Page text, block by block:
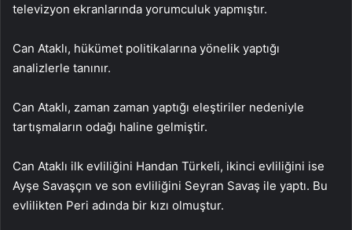
televizyon ekranlarında yorumculuk yapmıştır.
Can Ataklı, hükümet politikalarına yönelik yaptığı
analizlerle tanınır.
Can Ataklı, zaman zaman yaptığı eleştiriler nedeniyle
tartışmaların odağı haline gelmiştir.
Can Ataklı ilk evliliğini Handan Türkeli, ikinci evliliğini ise
Ayşe Savaşçın ve son evliliğini Seyran Savaş ile yaptı. Bu
evlilikten Peri adında bir kızı olmuştur.